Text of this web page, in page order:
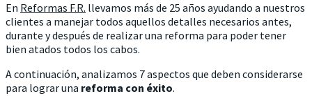
En Reformas F.R. llevamos más de 25 años ayudando a nuestros
clientes a manejar todos aquellos detalles necesarios antes,
durante y después de realizar una reforma para poder tener
bien atados todos los cabos.
A continuación, analizamos 7 aspectos que deben considerarse
para lograr una reforma con éxito.